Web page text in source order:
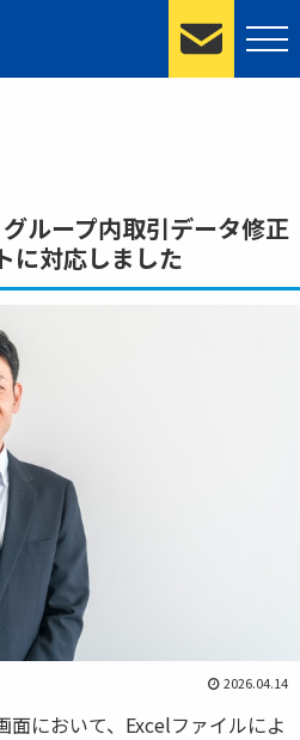
ループ内取引データ修正
に対応しました
2026.04.14
面において、Excelファイルによ